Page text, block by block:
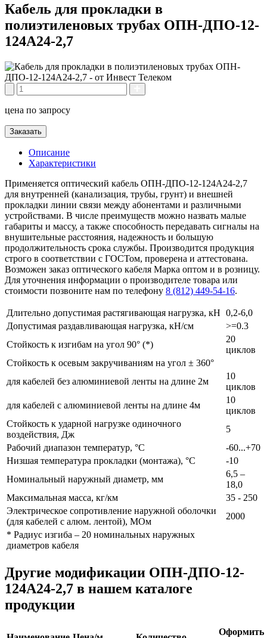
Кабель для прокладки в
полиэтиленовых трубах ОПН-ДПО-12-
124А24-2,7
цена по запросу
Заказать
Описание
Характеристики
Применяется оптический кабель ОПН-ДПО-12-124А24-2,7
для внутренней (канализация, трубы, грунт) и внешней
прокладки линии связи между абонентами и различными
устройствами. В числе преимуществ можно назвать малые
габариты и массу, а также способность передавать сигналы на
внушительные расстояния, надежность и большую
продолжительность срока службы. Производится продукция
строго в соответствии с ГОСТом, проверена и аттестована.
Возможен заказ оптического кабеля Марка оптом и в розницу.
Для уточнения информации о производителе товара или
стоимости позвоните нам по телефону 8 (812) 449-54-16.
Длительно допустимая растягивающая нагрузка, кН 0,2-6,0
Допустимая раздавливающая нагрузка, кН/см
>=0.3
Стойкость к изгибам на угол 90° (*)
20
циклов
Стойкость к осевым закручиваниям на угол ± 360°
для кабелей без алюминиевой ленты на длине 2м
10
циклов
для кабелей с алюминиевой ленты на длине 4м
10
циклов
Стойкость к ударной нагрузке одиночного
воздействия, Дж
5
Рабочий диапазон температур, °С
-60...+70
Низшая температура прокладки (монтажа), °С
-10
Номинальный наружный диаметр, мм
6,5 –
18,0
Максимальная масса, кг/км
35 - 250
Электрическое сопротивление наружной оболочки
(для кабелей с алюм. лентой), МОм
2000
* Радиус изгиба – 20 номинальных наружных
диаметров кабеля
Другие модификации ОПН-ДПО-12-
124А24-2,7 в нашем каталоге
продукции
Оформить